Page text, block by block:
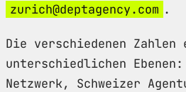
zurich@deptagency.com .
Die verschiedenen
unterschiedlichen
Netzwerk, Schweizer